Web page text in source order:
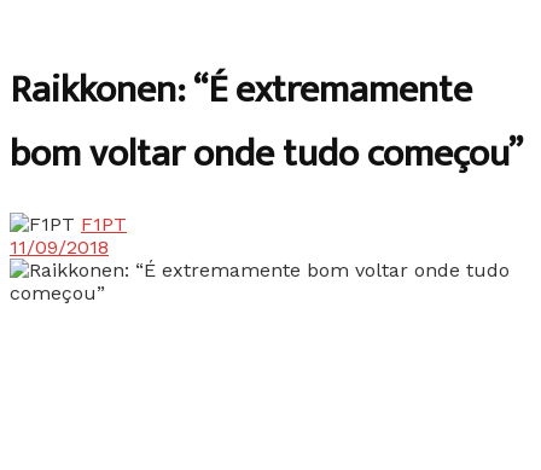
Raikkonen: “É extremamente
bom voltar onde tudo começou”
F1PT
11/09/2018